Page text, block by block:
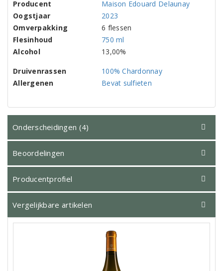
Producent
Maison Edouard Delaunay
Oogstjaar
2023
Omverpakking
6 flessen
Flesinhoud
750 ml
Alcohol
13,00%
Druivenrassen
100% Chardonnay
Allergenen
Bevat sulfieten
Onderscheidingen (4)
Beoordelingen
Producentprofiel
Vergelijkbare artikelen